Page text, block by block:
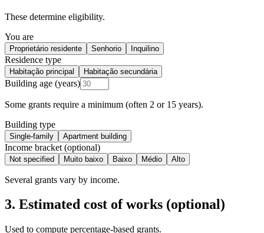
These determine eligibility.
You are
Proprietário residente Senhorio Inquilino
Residence type
Habitação principal Habitação secundária
Building age (years)
Some grants require a minimum (often 2 or 15 years).
Building type
Single-family Apartment building
Income bracket (optional)
Not specified Muito baixo Baixo Médio Alto
Several grants vary by income.
3. Estimated cost of works (optional)
Used to compute percentage-based grants.